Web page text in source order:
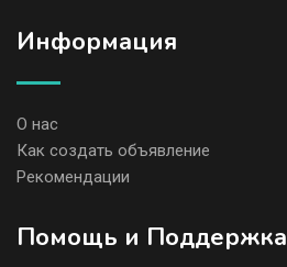
Информация
О нас
Как создать объявление
Рекомендации
Помощь и Поддержка